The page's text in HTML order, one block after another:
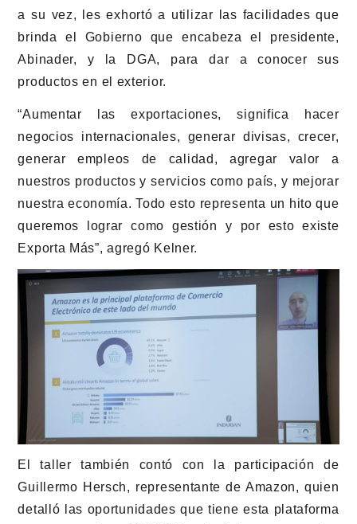
a su vez, les exhortó a utilizar las facilidades que
brinda el Gobierno que encabeza el presidente,
Abinader, y la DGA, para dar a conocer sus
productos en el exterior.
“Aumentar las exportaciones, significa hacer
negocios internacionales, generar divisas, crecer,
generar empleos de calidad, agregar valor a
nuestros productos y servicios como país, y mejorar
nuestra economía. Todo esto representa un hito que
queremos lograr como gestión y por esto existe
Exporta Más”, agregó Kelner.
El taller también contó con la participación de
Guillermo Hersch, representante de Amazon, quien
detalló las oportunidades que tiene esta plataforma